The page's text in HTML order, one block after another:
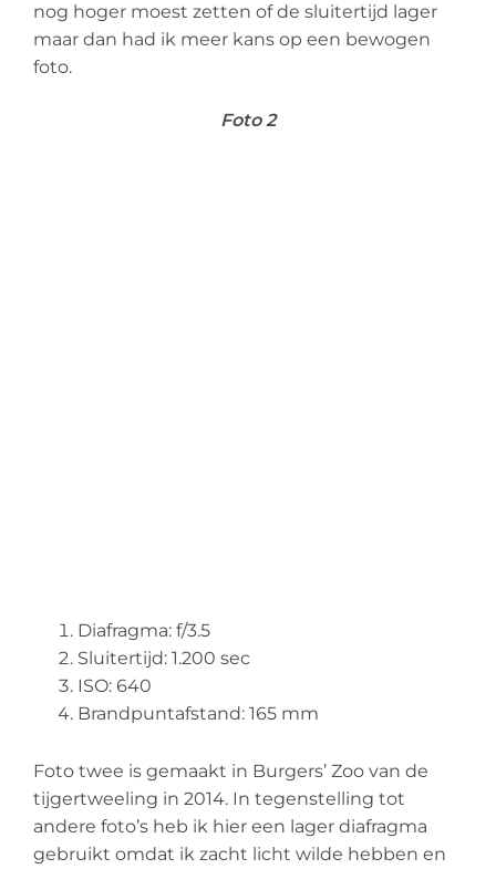
nog hoger moest zetten of de sluitertijd lager
maar dan had ik meer kans op een bewogen
foto.
Foto 2
Diafragma: f/3.5
Sluitertijd: 1.200 sec
ISO: 640
Brandpuntafstand: 165 mm
Foto twee is gemaakt in Burgers’ Zoo van de
tijgertweeling in 2014. In tegenstelling tot
andere foto’s heb ik hier een lager diafragma
gebruikt omdat ik zacht licht wilde hebben en